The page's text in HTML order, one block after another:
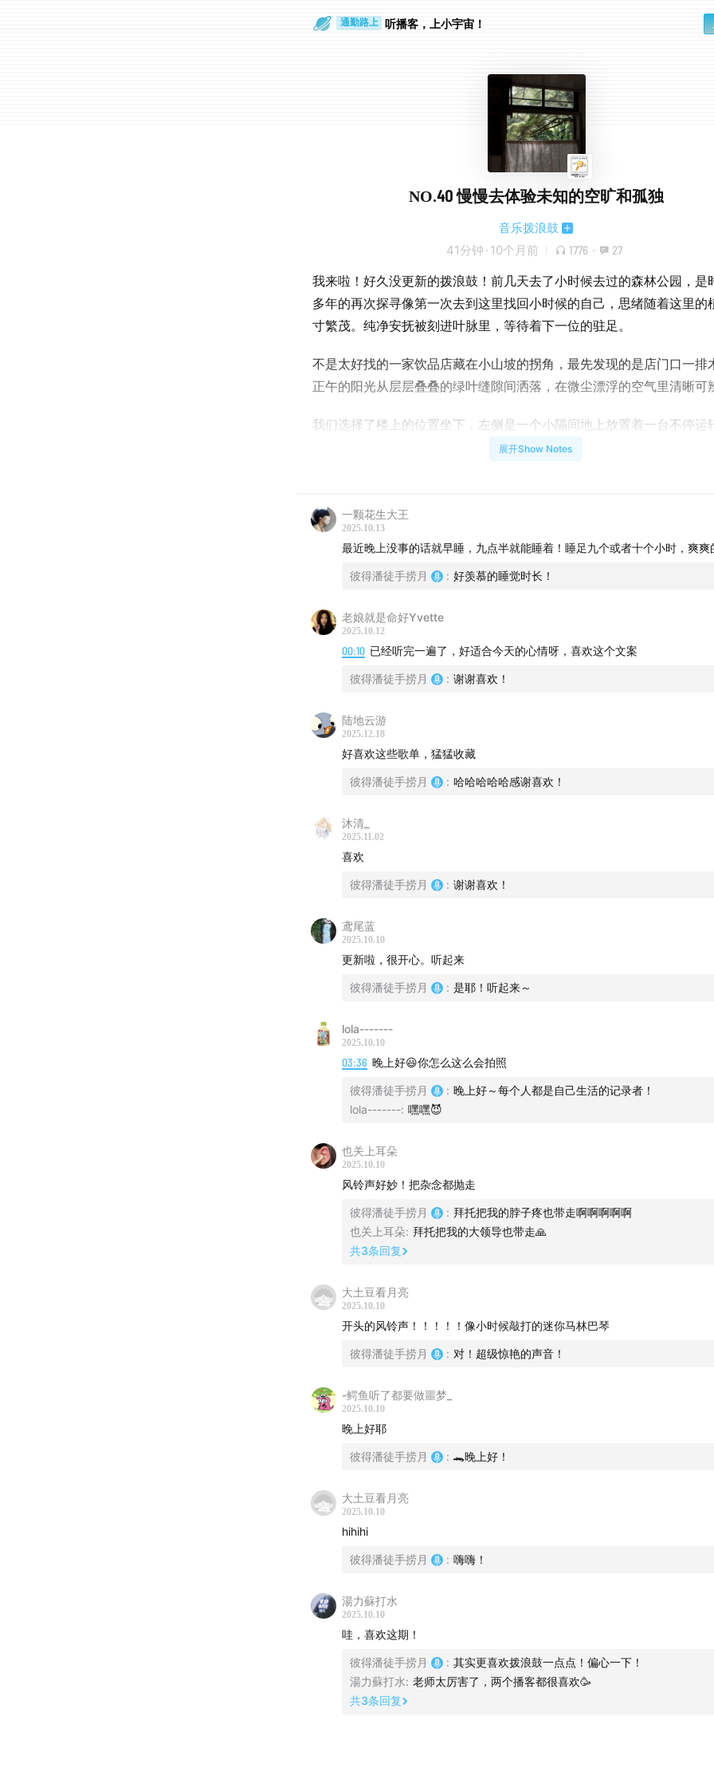
通勤路上 听播客，上小宇宙！
NO.40 慢慢去体验未知的空旷和孤独
音乐拨浪鼓
41分钟 · 10个月前 1776 · 27
我来啦！好久没更新的拨浪鼓！前几天去了小时候去过的森林公园，是
多年的再次探寻像第一次去到这里找回小时候的自己，思绪随着这里的
寸繁茂。纯净安抚被刻进叶脉里，等待着下一位的驻足。
不是太好找的一家饮品店藏在小山坡的拐角，最先发现的是店门口一排
正午的阳光从层层叠叠的绿叶缝隙间洒落，在微尘漂浮的空气里清晰可
我们选择了楼上的位置坐下，左侧是一个小隔间地上放置着一台不停运
风扇。我指着风扇和朋友说“这和小时候家里的电风扇一样耶”每一处细
节目开头的风铃声就是来自这家店二楼的风铃装饰，人为敲动了它让它
音，这一刻甚至恨不得自己是音乐人把这段声音创作成一段旋律。像个
制造出一些“动静”，此刻阳光照进来让我相信就算前方是未知的空旷和
要和眼下的美好紧紧相拥。
时间慢了下来，呼吸的尾音太多。成为平静的人，这一课要流很多眼泪
寂寥常一起也不要服气。
00:05Summer Rain - Fana Hues
-03:03For the Lonely Ones - Trent Dabbs
06:47End Of The World - Searows
10:34Nobody But You - Trembling Blue Stars
-12:41 きせつ - Himi
19:10Ghostride - Crumb
Freeway jazz - soma
25:24 Santa Monica Dream - Angus & Julia Stone
-30:37一叶知秋 - 胡琳
展开Show Notes
一颗花生大王
2025.10.13
最近晚上没事的话就早睡，九点半就能睡着！睡足九个或者十个小时，爽爽
彼得潘徒手捞月 : 好羡慕的睡觉时长！
老娘就是命好Yvette
2025.10.12
00:10 已经听完一遍了，好适合今天的心情呀，喜欢这个文案
彼得潘徒手捞月 : 谢谢喜欢！
陆地云游
2025.12.18
好喜欢这些歌单，猛猛收藏
彼得潘徒手捞月 : 哈哈哈哈哈感谢喜欢！
沐清_
2025.11.02
喜欢
彼得潘徒手捞月 : 谢谢喜欢！
鸢尾蓝
2025.10.10
更新啦，很开心。听起来
彼得潘徒手捞月 : 是耶！听起来～
lola-------
2025.10.10
03:36 晚上好😃你怎么这么会拍照
彼得潘徒手捞月 : 晚上好～每个人都是自己生活的记录者！
lola-------: 嘿嘿😈
也关上耳朵
2025.10.10
风铃声好妙！把杂念都抛走
彼得潘徒手捞月 : 拜托把我的脖子疼也带走啊啊啊啊啊
也关上耳朵: 拜托把我的大领导也带走🙏
共3条回复
大土豆看月亮
2025.10.10
开头的风铃声！！！！！像小时候敲打的迷你马林巴琴
彼得潘徒手捞月 : 对！超级惊艳的声音！
-鳄鱼听了都要做噩梦_
2025.10.10
晚上好耶
彼得潘徒手捞月 : 🐊晚上好！
大土豆看月亮
2025.10.10
hihihi
彼得潘徒手捞月 : 嗨嗨！
湯力蘇打水
2025.10.10
哇，喜欢这期！
彼得潘徒手捞月 : 其实更喜欢拨浪鼓一点点！偏心一下！
湯力蘇打水: 老师太厉害了，两个播客都很喜欢🥳
共3条回复